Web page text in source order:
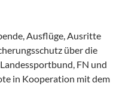
Ausflüge, Ausritte
über die
FN und
in Kooperation mit dem